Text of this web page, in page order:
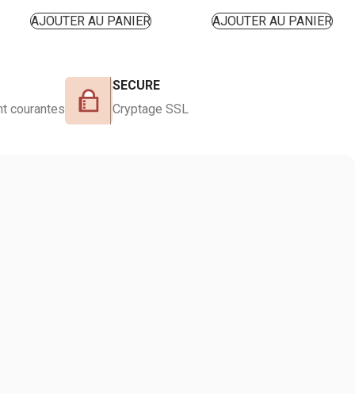
AJOUTER AU PANIER AJOUTER AU PANIER
courantes
SECURE
Cryptage SSL